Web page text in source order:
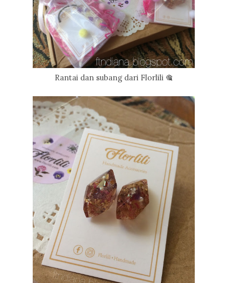
Rantai dan subang dari Florlili 🎕